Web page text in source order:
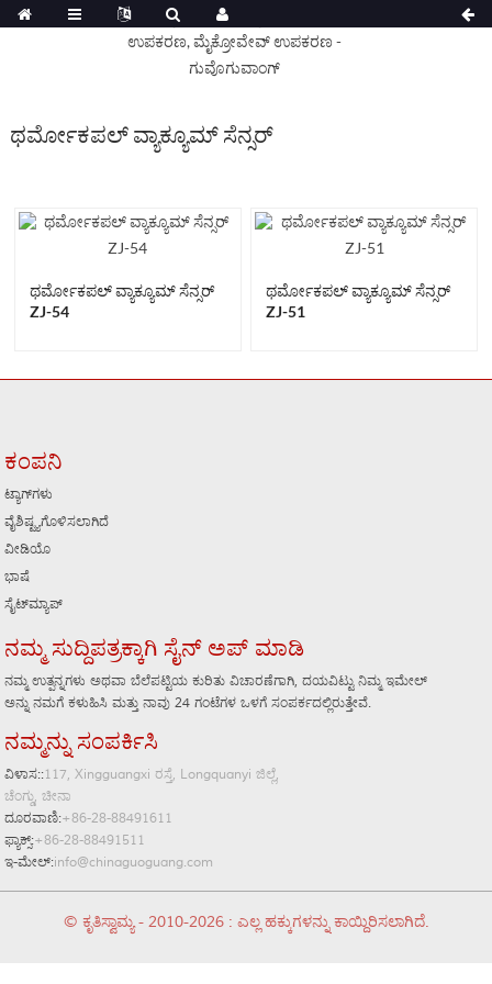
ಥರ್ಮೋಕಪಲ್ ವ್ಯಾಕ್ಯೂಮ್ ಸೆನ್ಸರ್
ಥರ್ಮೋಕಪಲ್ ವ್ಯಾಕ್ಯೂಮ್ ಸೆನ್ಸರ್
ZJ-54
ಥರ್ಮೋಕಪಲ್ ವ್ಯಾಕ್ಯೂಮ್ ಸೆನ್ಸರ್
ZJ-51
ಕಂಪನಿ
ಟ್ಯಾಗ್‌ಗಳು
ವೈಶಿಷ್ಟ್ಯಗೊಳಿಸಲಾಗಿದೆ
ವೀಡಿಯೊ
ಭಾಷೆ
ಸೈಟ್‌ಮ್ಯಾಪ್
ನಮ್ಮ ಸುದ್ದಿಪತ್ರಕ್ಕಾಗಿ ಸೈನ್ ಅಪ್ ಮಾಡಿ
ನಮ್ಮ ಉತ್ಪನ್ನಗಳು ಅಥವಾ ಬೆಲೆಪಟ್ಟಿಯ ಕುರಿತು ವಿಚಾರಣೆಗಾಗಿ, ದಯವಿಟ್ಟು ನಿಮ್ಮ ಇಮೇಲ್
ಅನ್ನು ನಮಗೆ ಕಳುಹಿಸಿ ಮತ್ತು ನಾವು 24 ಗಂಟೆಗಳ ಒಳಗೆ ಸಂಪರ್ಕದಲ್ಲಿರುತ್ತೇವೆ.
ನಮ್ಮನ್ನು ಸಂಪರ್ಕಿಸಿ
ವಿಳಾಸ::117, Xingguangxi ರಸ್ತೆ, Longquanyi ಜಿಲ್ಲೆ,
ಚೆಂಗ್ಡು, ಚೀನಾ
ದೂರವಾಣಿ:+86-28-88491611
ಫ್ಯಾಕ್ಸ್:+86-28-88491511
ಇ-ಮೇಲ್:info@chinaguoguang.com
© ಕೃತಿಸ್ವಾಮ್ಯ - 2010-2026 : ಎಲ್ಲ ಹಕ್ಕುಗಳನ್ನು ಕಾಯ್ದಿರಿಸಲಾಗಿದೆ.